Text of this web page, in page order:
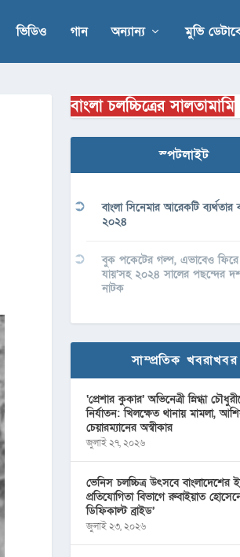
ভিডিও গান অন্যান্য মুভি
বাংলা চলচ্চিত্রের সালতামামি
স্পটলাইট
বাংলা সিনেমার আরেকটি ব্যর্থতার
২০২৪
বুক পকেটের গল্প, এভাবেও
যায়’সহ ২০২৪ সালের পছন্দের
নাটক
সাম্প্রতিক খবরাখবর
‘প্রেশার কুকার’ অভিনেত্রী স্নিগ্ধা
নির্যাতন: খিলক্ষেত থানায় মামলা,
চেয়ারম্যানের অস্বীকার
জুলাই ২৭, ২০২৬
ভেনিস চলচ্চিত্র উৎসবে বাংলাদেশের
প্রতিযোগিতা বিভাগে রুবাইয়াত
ডিফিকাল্ট ব্রাইড’
জুলাই ২৩, ২০২৬